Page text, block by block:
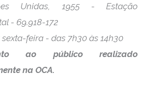
Unidas, 1955 - Estação
- 69.918-172
feira - das 7h30 às 14h30
ao público realizado
na OCA.